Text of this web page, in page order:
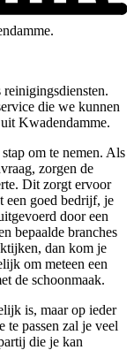
die we kunnen
Kwadendamme.
om te nemen. Als
zorgen de
Dit zorgt ervoor
een goed bedrijf, je
door een
bepaalde branches
dan kom je
om meteen een
de schoonmaak.
is, maar op ieder
te passen zal je veel
die je kan